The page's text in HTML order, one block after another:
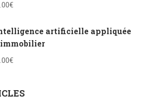
artificielle appliquée